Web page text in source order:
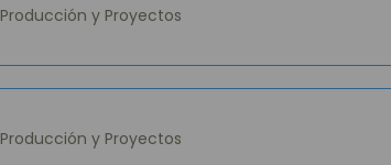
Producción y Proyectos
Producción y Proyectos